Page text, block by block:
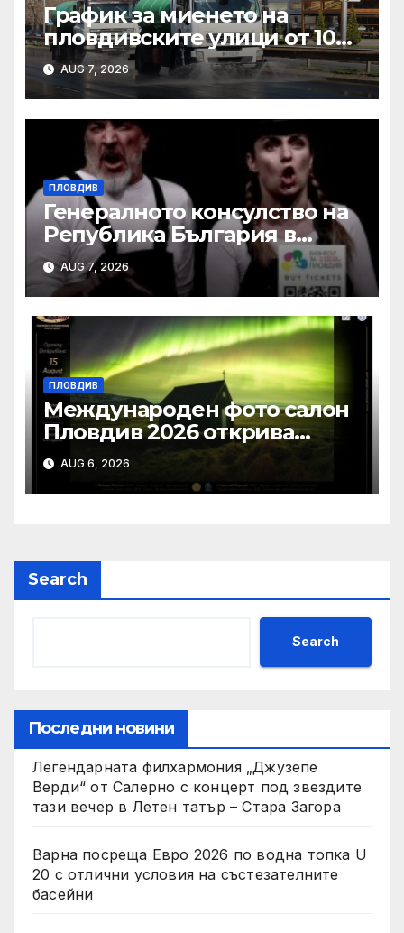
График за миенето на
пловдивските улици от 10
до 14 август
AUG 7, 2026
ПЛОВДИВ
Генералното консулство на
Република България в
Единбург посрещна екипа
на Театър „Хенд“ преди
историческия им дебют на
световния Edinburgh
Festival Fringe
AUG 7, 2026
ПЛОВДИВ
Международен фото салон
Пловдив 2026 открива
изложба с най-добрите
фотографии от
тазгодишното издание
AUG 6, 2026
Search
Search
Последни новини
Легендарната филхармония „Джузепе
Верди“ от Салерно с концерт под звездите
тази вечер в Летен татър – Стара Загора
Варна посреща Евро 2026 по водна топка U
20 с отлични условия на състезателните
басейни